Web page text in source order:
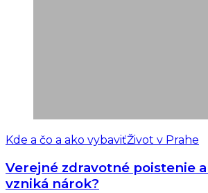
Kde a čo a ako vybaviťŽivot v Prahe
Verejné zdravotné poistenie
vzniká nárok?